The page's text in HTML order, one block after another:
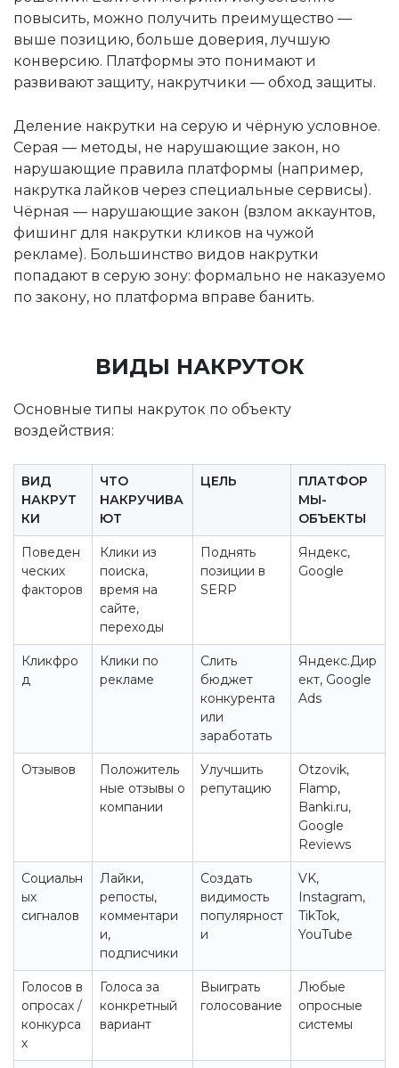
повысить, можно получить преимущество —
выше позицию, больше доверия, лучшую
конверсию. Платформы это понимают и
развивают защиту, накрутчики — обход защиты.
Деление накрутки на серую и чёрную условное.
Серая — методы, не нарушающие закон, но
нарушающие правила платформы (например,
накрутка лайков через специальные сервисы).
Чёрная — нарушающие закон (взлом аккаунтов,
фишинг для накрутки кликов на чужой
рекламе). Большинство видов накрутки
попадают в серую зону: формально не наказуемо
по закону, но платформа вправе банить.
ВИДЫ НАКРУТОК
Основные типы накруток по объекту
воздействия:
ВИД
НАКРУТ
КИ
ЧТО
НАКРУЧИВА
ЮТ
ЦЕЛЬ
ПЛАТФОР
МЫ-
ОБЪЕКТЫ
Поведен
ческих
факторов
Клики из
поиска,
время на
сайте,
переходы
Поднять
позиции в
SERP
Яндекс,
Google
Кликфро
д
Клики по
рекламе
Слить
бюджет
конкурента
или
заработать
Яндекс.Дир
ект, Google
Ads
Отзывов
Положитель
ные отзывы о
компании
Улучшить
репутацию
Otzovik,
Flamp,
Banki.ru,
Google
Reviews
Социальн
ых
сигналов
Лайки,
репосты,
комментари
и,
подписчики
Создать
видимость
популярност
и
VK,
Instagram,
TikTok,
YouTube
Голосов в
опросах /
конкурса
х
Голоса за
конкретный
вариант
Выиграть
голосование
Любые
опросные
системы